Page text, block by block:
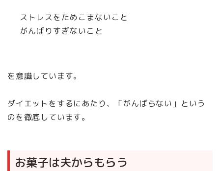
ストレスをためこまないこと
がんばりすぎないこと
を意識しています。
ダイエットをするにあたり、「がんばらない」という
のを徹底しています。
お菓子は夫からもらう